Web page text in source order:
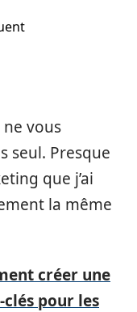
vous
seul. Presque
que j’ai
la même
créer une
pour les